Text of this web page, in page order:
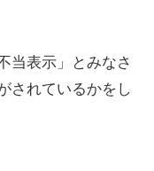
当表示」とみなさ
されているかをし